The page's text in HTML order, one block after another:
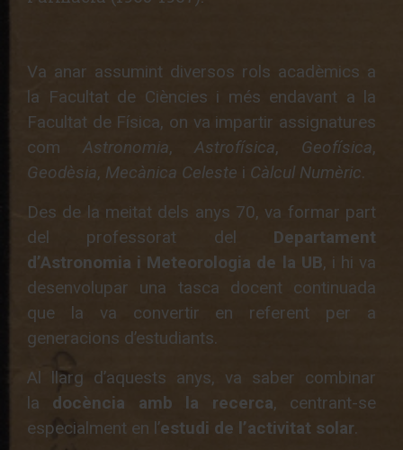
Va anar assumint diversos rols acadèmics a
la Facultat de Ciències i més endavant a la
Facultat de Física, on va impartir assignatures
com Astronomia,Astrofísica, Geofísica,
Geodèsia, Mecànica Celeste i Càlcul Numèric.
Des de la meitat dels anys 70, va formar part
del professorat del Departament
d’Astronomia i Meteorologia de la UB, i hi va
desenvolupar una tasca docent continuada
que la va convertir en referent per a
generacions d’estudiants.
Al llarg d’aquests anys, va saber combinar
la docència amb la recerca, centrant-se
especialment en l’estudi de l’activitat solar.